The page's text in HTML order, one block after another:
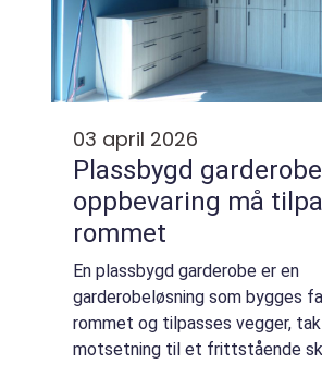
03 april 2026
Plassbygd garderobe når
oppbevaring må
rommet
En plassbygd garderobe er en
garderobeløsning som bygges
rommet og tilpasses vegger, tak
motsetning til et frittstående